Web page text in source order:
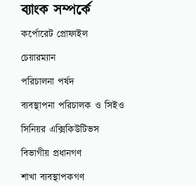
ব্যাংক সম্পর্কে
কর্পোরেট প্রোফাইল
চেয়ারম্যান
পরিচালনা পর্ষদ
ব্যবস্থাপনা পরিচালক ও সিইও
সিনিয়র এক্সিকিউটিভস
বিভাগীয় প্রধানগণ
শাখা ব্যবস্থাপকগণ